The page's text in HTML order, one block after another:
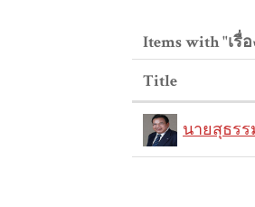
Items with "เรื่
Title
นายสุธร